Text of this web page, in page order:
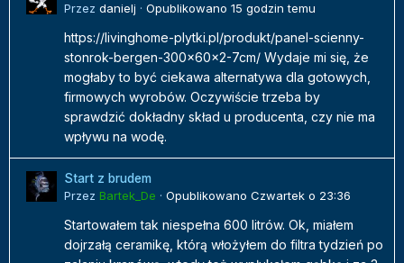
Przez danielj · Opublikowano 15 godzin temu
https://livinghome-plytki.pl/produkt/panel-scienny-
stonrok-bergen-300x60x2-7cm/ Wydaje mi się, że
mogłaby to być ciekawa alternatywa dla gotowych,
firmowych wyrobów. Oczywiście trzeba by
sprawdzić dokładny skład u producenta, czy nie ma
wpływu na wodę.
Start z brudem
Przez Bartek_De · Opublikowano Czwartek o 23:36
Startowałem tak niespełna 600 litrów. Ok, miałem
dojrzałą ceramikę, którą włożyłem do filtra tydzień po